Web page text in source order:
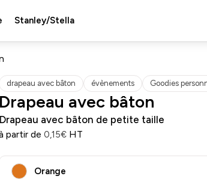
Stanley/Stella
drapeau avec bâton évènements Goodies
Drapeau avec bâton
Drapeau avec bâton de petite taille
partir de 0,15€ HT
Orange